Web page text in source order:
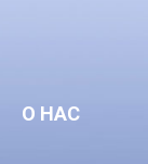
О НАС